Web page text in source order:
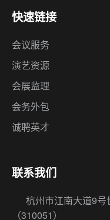
快速链接
会议服务
演艺资源
会展监理
会务外包
诚聘英才
联系我们
杭州市江南大道9
（310051）